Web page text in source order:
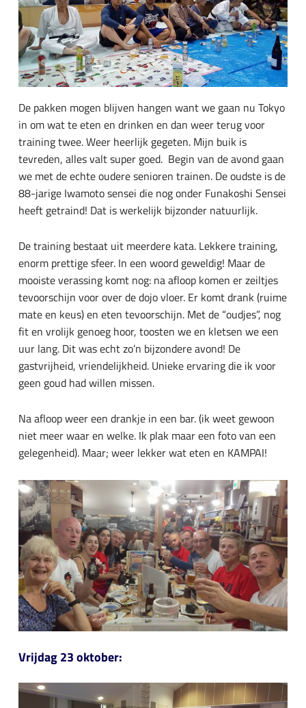
De pakken mogen blijven hangen want we gaan nu Tokyo
in om wat te eten en drinken en dan weer terug voor
training twee. Weer heerlijk gegeten. Mijn buik is
tevreden, alles valt super goed. Begin van de avond gaan
we met de echte oudere senioren trainen. De oudste is de
88-jarige Iwamoto sensei die nog onder Funakoshi Sensei
heeft getraind! Dat is werkelijk bijzonder natuurlijk.
De training bestaat uit meerdere kata. Lekkere training,
enorm prettige sfeer. In een woord geweldig! Maar de
mooiste verassing komt nog: na afloop komen er zeiltjes
tevoorschijn voor over de dojo vloer. Er komt drank (ruime
mate en keus) en eten tevoorschijn. Met de “oudjes”, nog
fit en vrolijk genoeg hoor, toosten we en kletsen we een
uur lang. Dit was echt zo’n bijzondere avond! De
gastvrijheid, vriendelijkheid. Unieke ervaring die ik voor
geen goud had willen missen.
Na afloop weer een drankje in een bar. (ik weet gewoon
niet meer waar en welke. Ik plak maar een foto van een
gelegenheid). Maar; weer lekker wat eten en KAMPAI!
Vrijdag 23 oktober: